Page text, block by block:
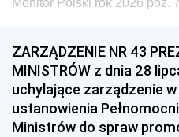
Monitor Polski rok 2026 poz.
ZARZĄDZENIE NR 43
MINISTRÓW z dnia 28
uchylające zarządzenie
ustanowienia
Ministrów do spraw